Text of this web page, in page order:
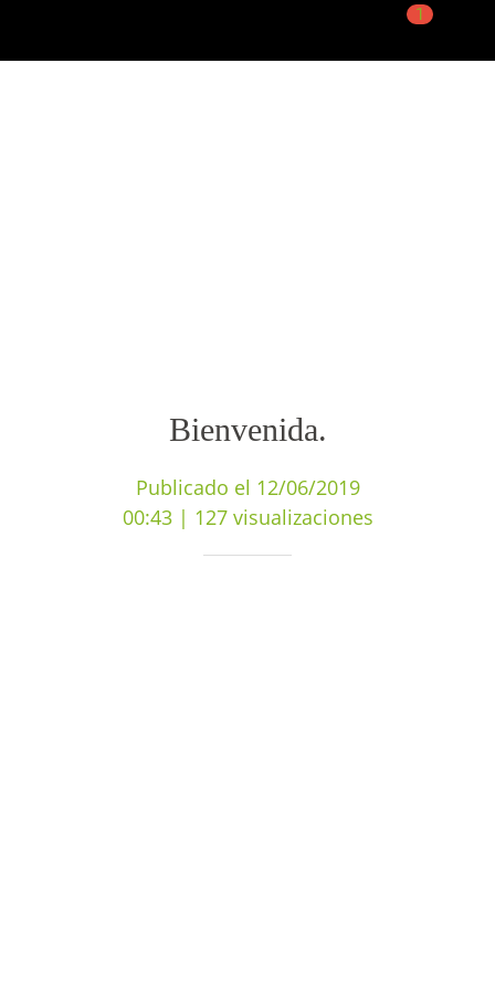
1
Bienvenida.
Publicado el 12/06/2019
00:43 | 127 visualizaciones